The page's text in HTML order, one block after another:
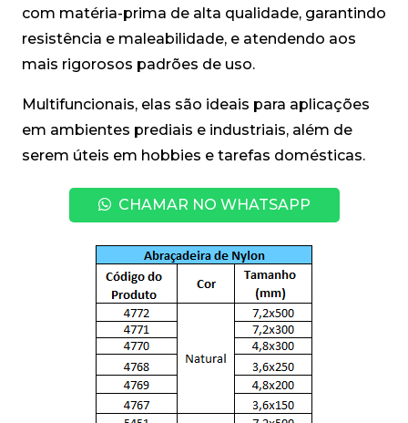
com matéria-prima de alta qualidade, garantindo
resistência e maleabilidade, e atendendo aos
mais rigorosos padrões de uso.
Multifuncionais, elas são ideais para aplicações
em ambientes prediais e industriais, além de
serem úteis em hobbies e tarefas domésticas.
CHAMAR NO WHATSAPP